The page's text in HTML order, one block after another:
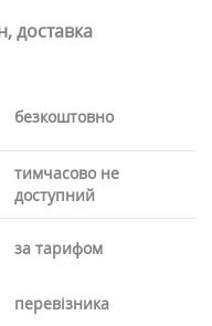
доставка
безкоштовно
тимчасово не
доступний
за тарифом
перевізника